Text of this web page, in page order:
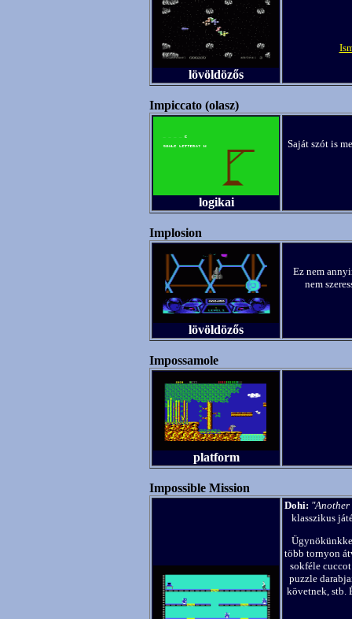
lövöldözős
Impiccato (olasz)
logikai
Saját szót is
Implosion
lövöldözős
Ez nem
nem
Impossamole
platform
Impossible Mission
Dohi:
klasszikus
több tornyon
sokféle
puzzle
követnek, stb.